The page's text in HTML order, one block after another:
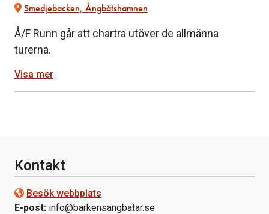
Smedjebacken, Ångbåtshamnen
Å/F Runn går att chartra utöver de allmänna
turerna.
Visa mer
Kontakt
Besök webbplats
E-post: info@barkensangbatar.se